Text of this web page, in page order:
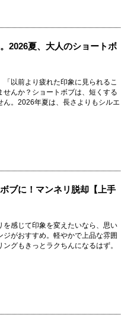
2026夏、大人のショートボ
以前より疲れた印象に見られるこ
んか？ショートボブは、短くする
ん。2026年夏は、長さよりもシルエ
ブに！マンネリ脱却【上手
感じて印象を変えたいなら、思い
がおすすめ。軽やかで上品な雰囲
グもきっとラクちんになるはず。